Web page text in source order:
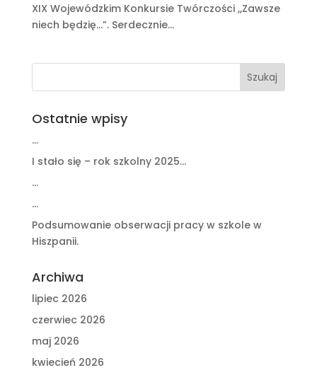
XIX Wojewódzkim Konkursie Twórczości ,,Zawsze
niech będzię…”. Serdecznie...
Ostatnie wpisy
…
I stało się – rok szkolny 2025…
…
…
Podsumowanie obserwacji pracy w szkole w
Hiszpanii.
Archiwa
lipiec 2026
czerwiec 2026
maj 2026
kwiecień 2026